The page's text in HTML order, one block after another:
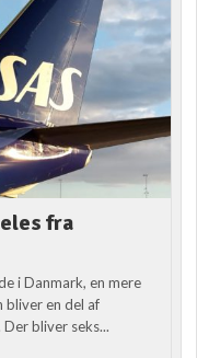
fra
i Danmark, en mere
en del af
bliver seks...